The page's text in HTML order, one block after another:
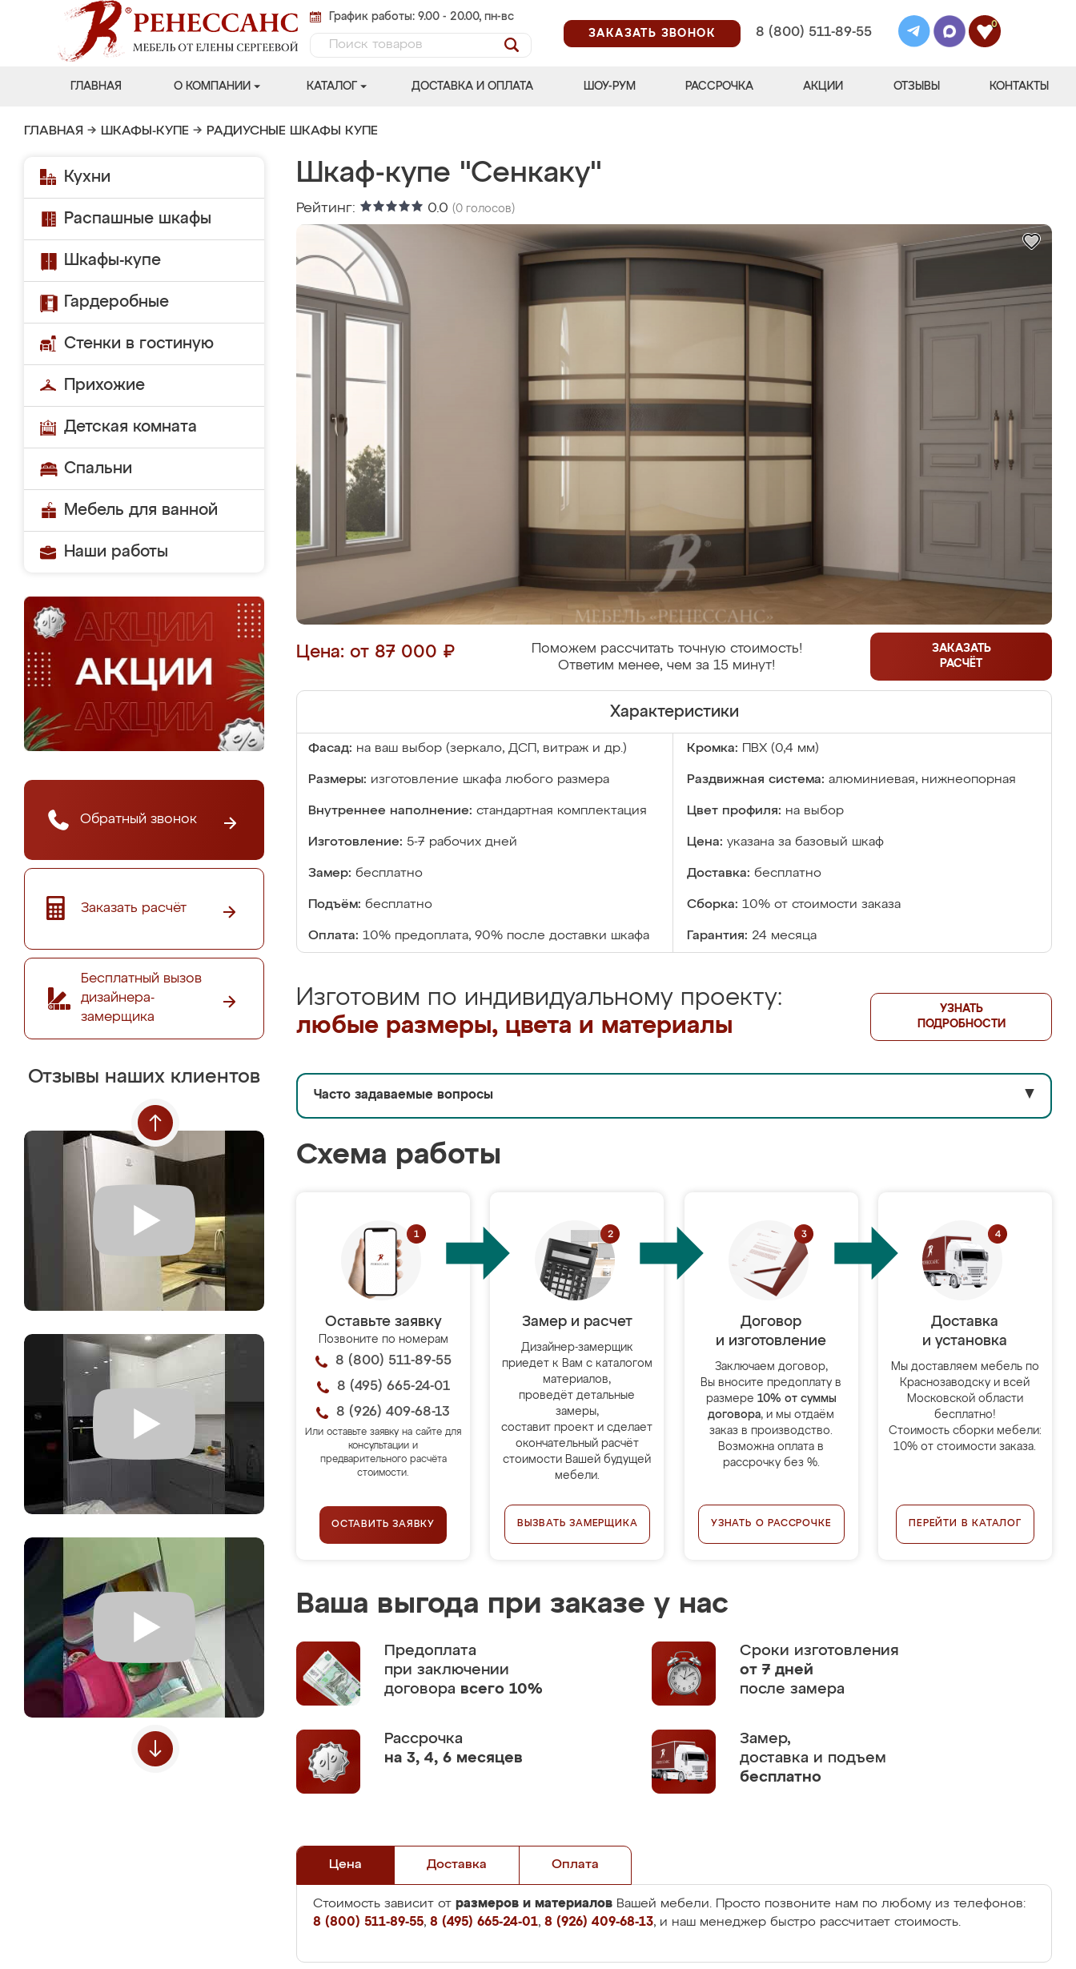
График работы: 9.00 - 20.00, пн-вс
ЗАКАЗАТЬ ЗВОНОК
8 (800) 511-89-55
0
ГЛАВНАЯ О КОМПАНИИ КАТАЛОГ ДОСТАВКА И ОПЛАТА ШОУ-РУМ РАССРОЧКА АКЦИИ ОТЗЫВЫ КОНТАКТЫ
ГЛАВНАЯ → ШКАФЫ-КУПЕ → РАДИУСНЫЕ ШКАФЫ КУПЕ
Кухни
Распашные шкафы
Шкафы-купе
Гардеробные
Стенки в гостиную
Прихожие
Детская комната
Спальни
Мебель для ванной
Наши работы
Обратный звонок
Заказать расчёт
Бесплатный вызов
дизайнера-
замерщика
Отзывы наших клиентов
Шкаф-купе "Сенкаку"
Рейтинг: 0.0 (0 голосов)
Цена: от 87 000 ₽
Поможем рассчитать точную стоимость!
Ответим менее, чем за 15 минут!
ЗАКАЗАТЬ
РАСЧЁТ
Характеристики
Фасад: на ваш выбор (зеркало, ДСП, витраж и др.) Кромка: ПВХ (0,4 мм)
Размеры: изготовление шкафа любого размера Раздвижная система: алюминиевая, нижнеопорная
Внутреннее наполнение: стандартная комплектация Цвет профиля: на выбор
Изготовление: 5-7 рабочих дней Цена: указана за базовый шкаф
Замер: бесплатно Доставка: бесплатно
Подъём: бесплатно Сборка: 10% от стоимости заказа
Оплата: 10% предоплата, 90% после доставки шкафа Гарантия: 24 месяца
Изготовим по индивидуальному проекту:
любые размеры, цвета и материалы
УЗНАТЬ
ПОДРОБНОСТИ
Часто задаваемые вопросы ▼
Схема работы
Оставьте заявку
Позвоните по номерам
8 (800) 511-89-55
8 (495) 665-24-01
8 (926) 409-68-13
Или оставьте заявку на сайте для
консультации и
предварительного расчёта
стоимости.
ОСТАВИТЬ ЗАЯВКУ
Замер и расчет
Дизайнер-замерщик
приедет к Вам с каталогом
материалов,
проведёт детальные
замеры,
составит проект и сделает
окончательный расчёт
стоимости Вашей будущей
мебели.
ВЫЗВАТЬ ЗАМЕРЩИКА
Договор
и изготовление
Заключаем договор,
Вы вносите предоплату в
размере 10% от суммы
договора, и мы отдаём
заказ в производство.
Возможна оплата в
рассрочку без %.
УЗНАТЬ О РАССРОЧКЕ
Доставка
и установка
Мы доставляем мебель по
Краснозаводску и всей
Московской области
бесплатно!
Стоимость сборки мебели:
10% от стоимости заказа.
ПЕРЕЙТИ В КАТАЛОГ
Ваша выгода при заказе у нас
Предоплата
при заключении
договора всего 10%
Сроки изготовления
от 7 дней
после замера
Рассрочка
на 3, 4, 6 месяцев
Замер,
доставка и подъем
бесплатно
Цена Доставка Оплата
Стоимость зависит от размеров и материалов Вашей мебели. Просто позвоните нам по любому из телефонов:
8 (800) 511-89-55, 8 (495) 665-24-01, 8 (926) 409-68-13, и наш менеджер быстро рассчитает стоимость.